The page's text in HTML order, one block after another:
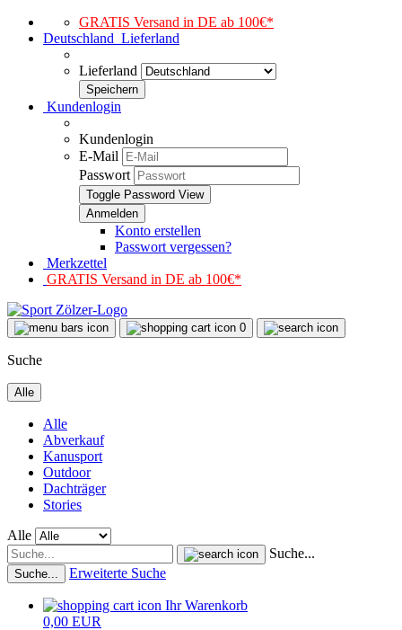
GRATIS Versand in DE ab 100€*
Deutschland Lieferland
Lieferland
Kundenlogin
Kundenlogin
E-Mail
Passwort
Toggle Password View
Konto erstellen
Passwort vergessen?
Merkzettel
GRATIS Versand in DE ab 100€*
0
Suche
Alle
Alle
Abverkauf
Kanusport
Outdoor
Dachträger
Stories
Alle
Suche...
Suche... Erweiterte Suche
Ihr Warenkorb
0,00 EUR